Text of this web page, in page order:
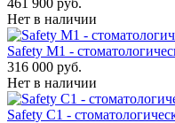
461 900 руб.
Нет в наличии
Safety M1 -
316 000 руб.
Нет в наличии
Safety C1 -